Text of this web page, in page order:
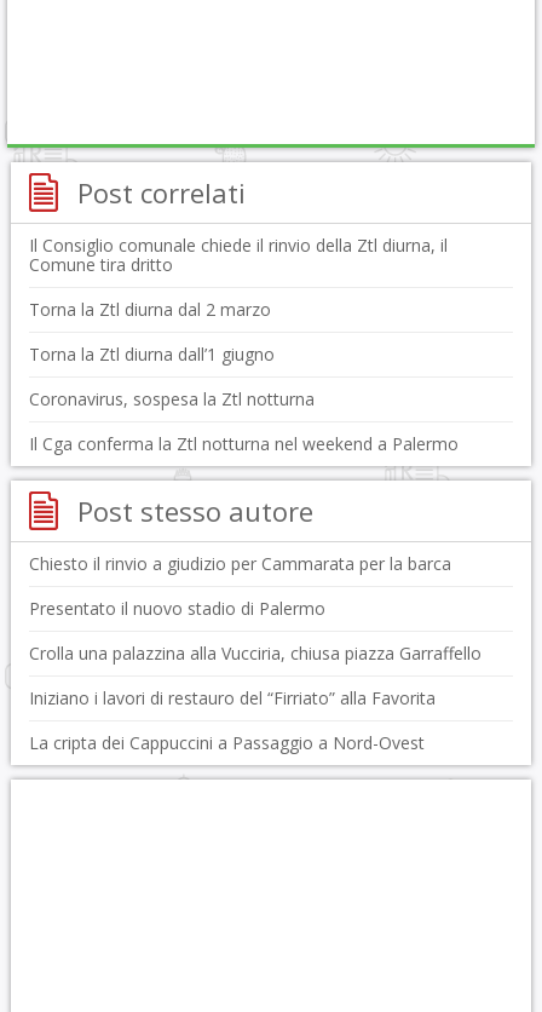
Post correlati
Il Consiglio comunale chiede il rinvio della Ztl diurna, il
Comune tira dritto
Torna la Ztl diurna dal 2 marzo
Torna la Ztl diurna dall’1 giugno
Coronavirus, sospesa la Ztl notturna
Il Cga conferma la Ztl notturna nel weekend a Palermo
Post stesso autore
Chiesto il rinvio a giudizio per Cammarata per la barca
Presentato il nuovo stadio di Palermo
Crolla una palazzina alla Vucciria, chiusa piazza Garraffello
Iniziano i lavori di restauro del “Firriato” alla Favorita
La cripta dei Cappuccini a Passaggio a Nord-Ovest